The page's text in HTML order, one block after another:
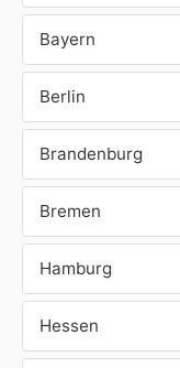
Bayern
Berlin
Brandenburg
Bremen
Hamburg
Hessen